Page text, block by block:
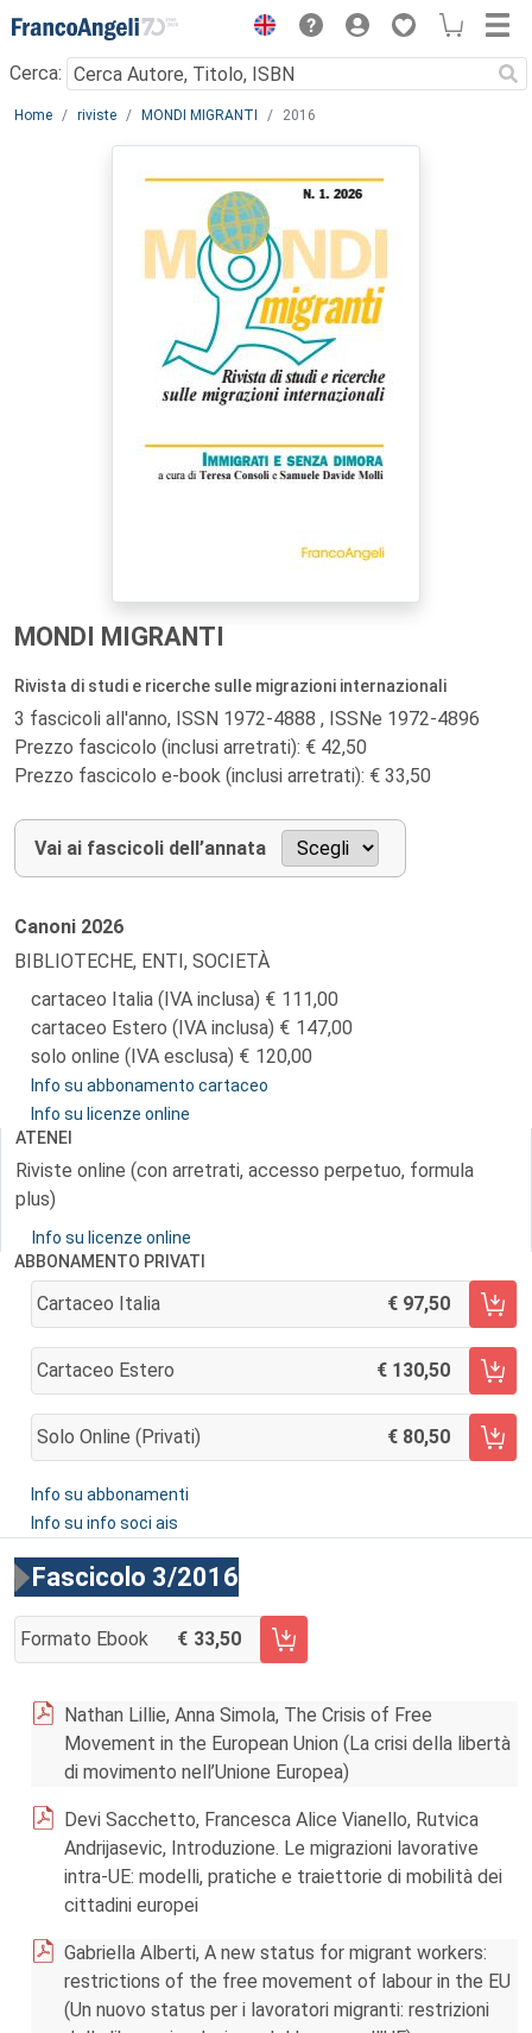
Menu
Cerca:
Main content
Home riviste MONDI MIGRANTI 2016
MONDI MIGRANTI
Rivista di studi e ricerche sulle migrazioni internazionali
3 fascicoli all'anno, ISSN 1972-4888 , ISSNe 1972-4896
Prezzo fascicolo (inclusi arretrati): € 42,50
Prezzo fascicolo e-book (inclusi arretrati): € 33,50
Vai ai fascicoli dell’annata
Canoni 2026
BIBLIOTECHE, ENTI, SOCIETÀ
cartaceo Italia (IVA inclusa)
111,00
cartaceo Estero (IVA inclusa)
147,00
solo online (IVA esclusa)
120,00
Info su abbonamento cartaceo
Info su licenze online
ATENEI
Riviste online (con arretrati, accesso perpetuo, formula
plus)
Info su licenze online
ABBONAMENTO PRIVATI
Cartaceo Italia 97,50
AGGIUNGI AL CARRELLO
Cartaceo Estero 130,50
AGGIUNGI AL CARRELLO
Solo Online (privati) 80,50
AGGIUNGI AL CARRELLO
Info su abbonamenti
Info su info soci ais
Fascicolo 3/2016
Formato Ebook 33,50
AGGIUNGI AL CARRELLO FASCICOLO 3/2016
Nathan Lillie, Anna Simola, The Crisis of Free
Movement in the European Union (La crisi della libertà
di movimento nell’Unione Europea)
Devi Sacchetto, Francesca Alice Vianello, Rutvica
Andrijasevic, Introduzione. Le migrazioni lavorative
intra-UE: modelli, pratiche e traiettorie di mobilità dei
cittadini europei
Gabriella Alberti, A new status for migrant workers:
restrictions of the free movement of labour in the EU
(Un nuovo status per i lavoratori migranti: restrizioni